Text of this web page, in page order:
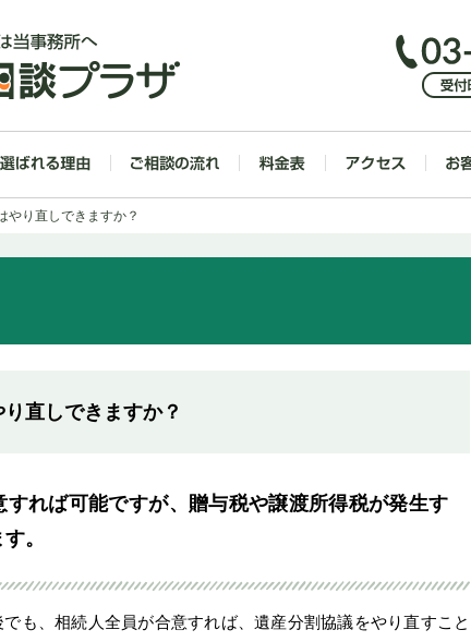
やり直しできますか？
直しできますか？
すれば可能ですが、贈与税や譲渡所得税が発生す
。
も、相続人全員が合意すれば、遺産分割協議をやり直すこと